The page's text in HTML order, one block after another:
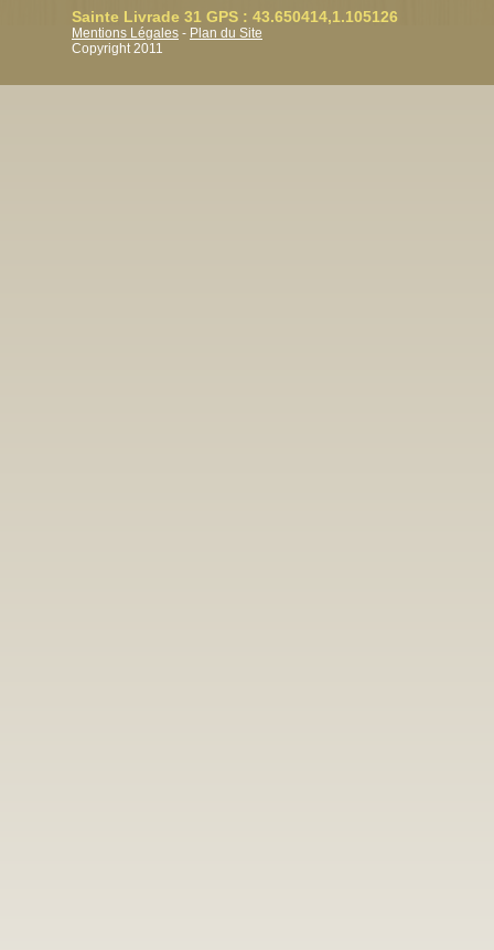
Sainte Livrade 31 GPS : 43.650414,1.105126
Mentions Légales - Plan du Site
Copyright 2011